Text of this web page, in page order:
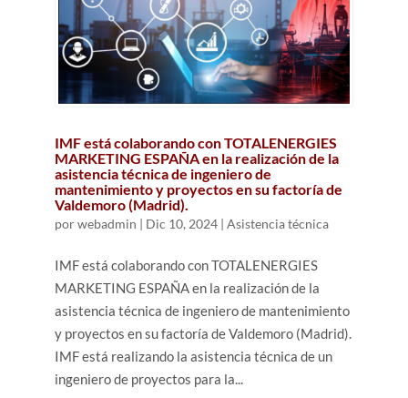
IMF está colaborando con TOTALENERGIES
MARKETING ESPAÑA en la realización de la
asistencia técnica de ingeniero de
mantenimiento y proyectos en su factoría de
Valdemoro (Madrid).
porwebadmin | Dic 10, 2024| Asistencia técnica
IMF está colaborando con TOTALENERGIES
MARKETING ESPAÑA en la realización de la
asistencia técnica de ingeniero de mantenimiento
y proyectos en su factoría de Valdemoro (Madrid).
IMF está realizando la asistencia técnica de un
ingeniero de proyectos para la...